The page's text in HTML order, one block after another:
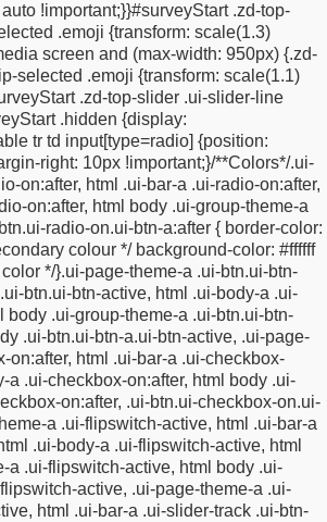
!important;}}#surveyStart .zd-top-
.emoji {transform: scale(1.3)
screen and (max-width: 950px) {.zd-
selected .emoji {transform: scale(1.1)
.zd-top-slider .ui-slider-line
.hidden {display:
tr td input[type=radio] {position:
right: 10px !important;}/**Colors*/.ui-
on:after, html .ui-bar-a .ui-radio-on:after,
on:after, html body .ui-group-theme-a
radio-on.ui-btn-a:after { border-color:
colour */background-color: #ffffff
*/}.ui-page-theme-a .ui-btn.ui-btn-
btn.ui-btn-active, html .ui-body-a .ui-
body .ui-group-theme-a .ui-btn.ui-btn-
.ui-btn.ui-btn-a.ui-btn-active, .ui-page-
on:after, html .ui-bar-a .ui-checkbox-
a .ui-checkbox-on:after, html body .ui-
on:after, .ui-btn.ui-checkbox-on.ui-
a .ui-flipswitch-active, html .ui-bar-a
.ui-body-a .ui-flipswitch-active, html
a .ui-flipswitch-active, html body .ui-
active, .ui-page-theme-a .ui-
html .ui-bar-a .ui-slider-track .ui-btn-
21px;top: 3px;font-size: 10pt;color:
* primary font colour */text-shadow: 1px
}#surveyStart .progressBar { position:
1px solid #B3B3B3
none !important;background-color:
23px !important;}#surveyStart *
}#surveyStart
label {background:
scripts/responsive/images/stars/
height: 40px !important;width: 40px
size: 40px 40px !important; zoom: 1
} #surveyStart
label.ui-btn:hover {background:
scripts/responsive/images/stars/
background-size: 40px 40px
.plainTextInputs.starPicker label.ui-
.plainTextInputs.starPicker
scripts/responsive/images/stars/
background-size: 40px 40px
.plainTextInputs.starPicker label.ui-btn-
.plainTextInputs.starPicker label.ui-
scripts/responsive/images/stars/